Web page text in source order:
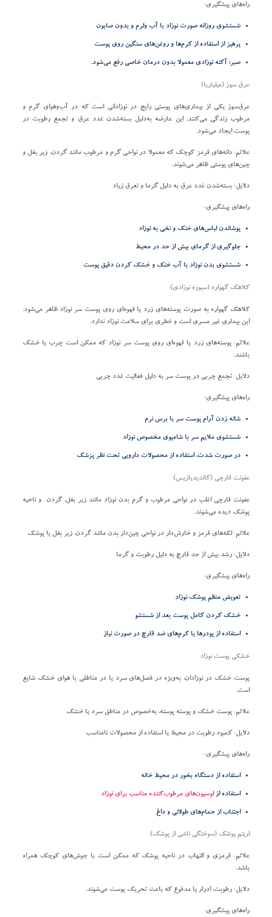
راه‌های پیشگیری:
شستشوی روزانه صورت نوزاد با آب ولرم و بدون صابون
پرهیز از استفاده از کرم‌ها و روغن‌های سنگین روی پوست
صبر؛ آکنه نوزادی معمولا بدون درمان خاصی رفع می‌شود.
عرق سوز (میلیاریا)
عرق‌سوز یکی از بیماری‌های پوستی رایج در نوزادانی است که در آب‌و‌هوای گرم و
مرطوب زندگی می‌کنند. این عارضه به‌دلیل بسته‌شدن غدد عرق و تجمع رطوبت در
پوست ایجاد می‌شود.
علائم: دانه‌های قرمز کوچک که معمولا در نواحی گرم و مرطوب مانند گردن، زیر بغل و
چین‌های پوستی ظاهر می‌شوند.
دلایل: بسته‌شدن غدد عرق به دلیل گرما و تعرق زیاد
راه‌های پیشگیری:
پوشاندن لباس‌های خنک و نخی به نوزاد
جلوگیری از گرمای بیش از حد در محیط
شستشوی بدن نوزاد با آب خنک و خشک کردن دقیق پوست
کلاهک گهواره (سبوره نوزادی)
کلاهک گهواره به صورت پوسته‌های زرد یا قهوه‌ای روی پوست سر نوزاد ظاهر می‌شود.
این بیماری غیر مسری است و خطری برای سلامت نوزاد ندارد.
علائم: پوسته‌های زرد یا قهوه‌ای روی پوست سر نوزاد که ممکن است چرب یا خشک
باشند.
دلایل: تجمع چربی در پوست سر به دلیل فعالیت غدد چربی
راه‌های پیشگیری:
شانه زدن آرام پوست سر با برس نرم
شستشوی ملایم سر با شامپوی مخصوص نوزاد
در صورت شدت، استفاده از محصولات دارویی تحت نظر پزشک
عفونت قارچی (کاندیدیازیس)
عفونت قارچی اغلب در نواحی مرطوب و گرم بدن نوزاد مانند زیر بغل، گردن و ناحیه
پوشک دیده می‌شوند.
علائم: لکه‌های قرمز و خارش‌دار در نواحی چین‌دار بدن مانند گردن، زیر بغل یا پوشک
دلایل: رشد بیش از حد قارچ به دلیل رطوبت و گرما
راه‌های پیشگیری:
تعویض منظم پوشک نوزاد
خشک کردن کامل پوست بعد از شستشو
استفاده از پودرها یا کرم‌های ضد قارچ در صورت نیاز
خشکی پوست نوزاد
پوست خشک در نوزادان، به‌ویژه در فصل‌های سرد یا در مناطقی با هوای خشک شایع
است.
علائم: پوست خشک و پوسته پوسته، به‌خصوص در مناطق سرد یا خشک
دلایل: کمبود رطوبت در محیط یا استفاده از محصولات نامناسب
راه‌های پیشگیری:
استفاده از دستگاه بخور در محیط خانه
استفاده ازلوسیون‌های مرطوب‌کننده مناسب برای نوزاد
اجتناب از حمام‌های طولانی و داغ
اریتم پوشک (سوختگی ناشی از پوشک)
علائم: قرمزی و التهاب در ناحیه پوشک که ممکن است با جوش‌های کوچک همراه
باشد.
دلایل: رطوبت، ادرار یا مدفوع که باعث تحریک پوست می‌شوند.
راه‌های پیشگیری: